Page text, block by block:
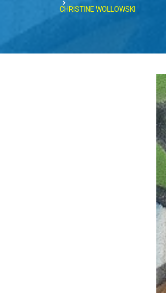
CHRISTINE WOLLOWSKI